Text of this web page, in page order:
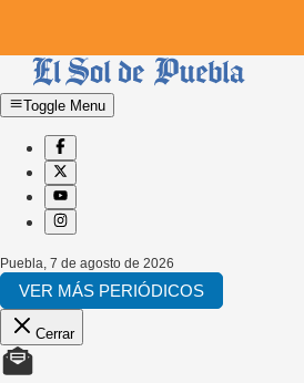
Toggle Menu
Puebla 7 de agosto de 2026
VER MÁS PERIÓDICOS
Cerrar